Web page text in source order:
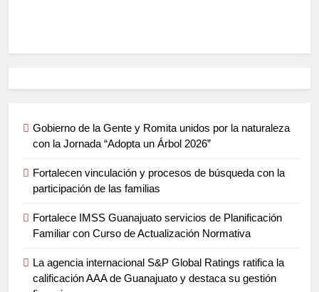
Gobierno de la Gente y Romita unidos por la naturaleza
con la Jornada “Adopta un Árbol 2026”
Fortalecen vinculación y procesos de búsqueda con la
participación de las familias
Fortalece IMSS Guanajuato servicios de Planificación
Familiar con Curso de Actualización Normativa
La agencia internacional S&P Global Ratings ratifica la
calificación AAA de Guanajuato y destaca su gestión